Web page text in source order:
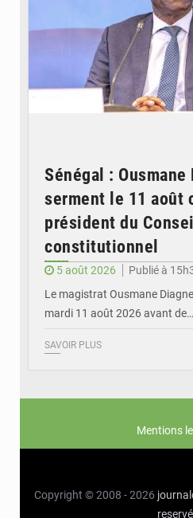
Sénégal :
serment le 11 août
président du Conseil
constitutionnel
5 août 2026
Publié à
Le magistrat Ousmane
mardi 11 août 2026 avant de…
SAVOIR PLUS
Mentions
Copyright © 2008 - 2026